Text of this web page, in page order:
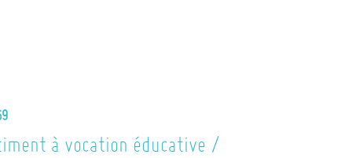
à vocation éducative /